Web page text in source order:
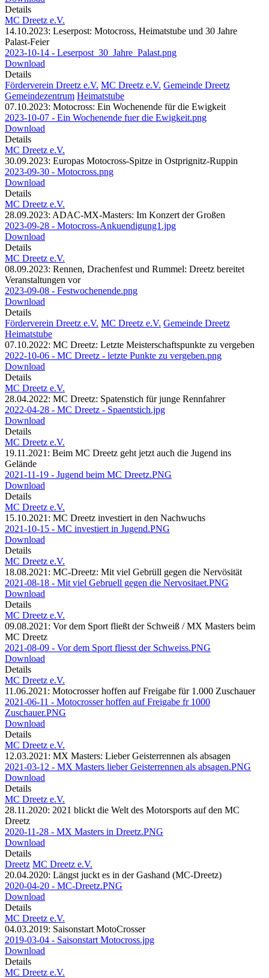
Details
MC Dreetz e.V.
14.10.2023: Leserpost: Motocross, Heimatstube und 30 Jahre
Palast-Feier
2023-10-14 - Leserpost_30_Jahre_Palast.png
Download
Details
Förderverein Dreetz e.V. MC Dreetz e.V. Gemeinde Dreetz
Gemeindezentrum Heimatstube
07.10.2023: Motocross: Ein Wochenende für die Ewigkeit
2023-10-07 - Ein Wochenende fuer die Ewigkeit.png
Download
Details
MC Dreetz e.V.
30.09.2023: Europas Motocross-Spitze in Ostprignitz-Ruppin
2023-09-30 - Motocross.png
Download
Details
MC Dreetz e.V.
28.09.2023: ADAC-MX-Masters: Im Konzert der Großen
2023-09-28 - Motocross-Ankuendigung1.jpg
Download
Details
MC Dreetz e.V.
08.09.2023: Rennen, Drachenfest und Rummel: Dreetz bereitet
Veranstaltungen vor
2023-09-08 - Festwochenende.png
Download
Details
Förderverein Dreetz e.V. MC Dreetz e.V. Gemeinde Dreetz
Heimatstube
07.10.2022: MC Dreetz: Letzte Meisterschaftspunkte zu vergeben
2022-10-06 - MC Dreetz - letzte Punkte zu vergeben.png
Download
Details
MC Dreetz e.V.
28.04.2022: MC Dreetz: Spatenstich für junge Rennfahrer
2022-04-28 - MC Dreetz - Spaentstich.jpg
Download
Details
MC Dreetz e.V.
19.11.2021: Beim MC Dreetz geht jetzt auch die Jugend ins
Gelände
2021-11-19 - Jugend beim MC Dreetz.PNG
Download
Details
MC Dreetz e.V.
15.10.2021: MC Dreetz investiert in den Nachwuchs
2021-10-15 - MC investiert in Jugend.PNG
Download
Details
MC Dreetz e.V.
18.08.2021: MC-Dreetz: Mit viel Gebrüll gegen die Nervösität
2021-08-18 - Mit viel Gebruell gegen die Nervositaet.PNG
Download
Details
MC Dreetz e.V.
09.08.2021: Vor dem Sport fließt der Schweiß / MX Masters beim
MC Dreetz
2021-08-09 - Vor dem Sport fliesst der Schweiss.PNG
Download
Details
MC Dreetz e.V.
11.06.2021: Motocrosser hoffen auf Freigabe für 1.000 Zuschauer
2021-06-11 - Motocrosser hoffen auf Freigabe fr 1000
Zuschauer.PNG
Download
Details
MC Dreetz e.V.
12.03.2021: MX Masters: Lieber Geisterrennen als absagen
2021-03-12 - MX Masters lieber Geisterrennen als absagen.PNG
Download
Details
MC Dreetz e.V.
28.11.2020: 2021 blickt die Welt des Motorsports auf den MC
Dreetz
2020-11-28 - MX Masters in Dreetz.PNG
Download
Details
Dreetz MC Dreetz e.V.
20.04.2020: Längst juckt es in der Gashand (MC-Dreetz)
2020-04-20 - MC-Dreetz.PNG
Download
Details
MC Dreetz e.V.
04.03.2019: Saisonstart MotoCrosser
2019-03-04 - Saisonstart Motocross.jpg
Download
Details
MC Dreetz e.V.